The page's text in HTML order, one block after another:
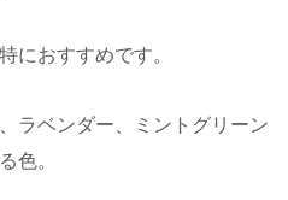
におすすめです。
ラベンダー、ミントグリーン
色。